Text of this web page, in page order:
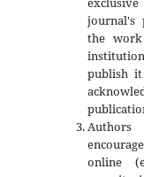
journal's
the
publish
Authors
online